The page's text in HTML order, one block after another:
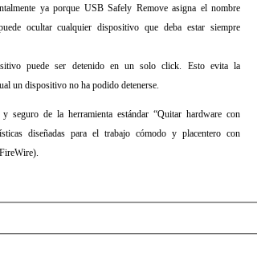
ya porque USB Safely Remove asigna el nombre
ocultar cualquier dispositivo que deba estar siempre
puede ser detenido en un solo click. Esto evita la
un dispositivo no ha podido detenerse.
seguro de la herramienta estándar “Quitar hardware con
diseñadas para el trabajo cómodo y placentero con